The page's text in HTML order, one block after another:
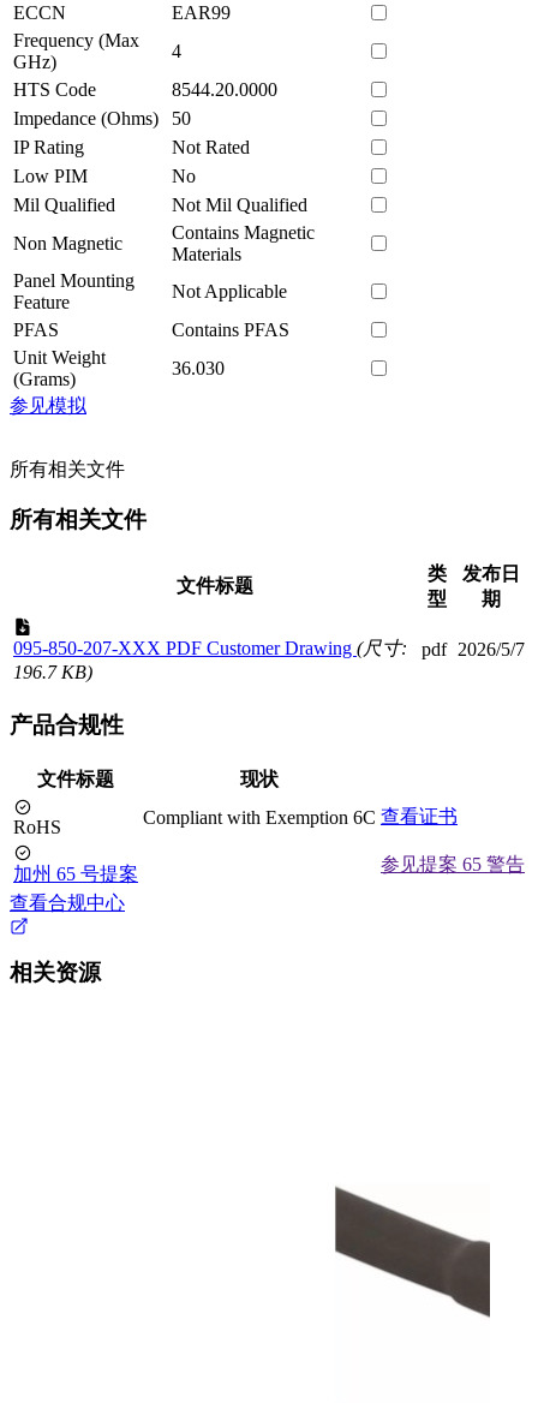
ECCN
EAR99
Frequency (Max
GHz)
4
HTS Code
8544.20.0000
Impedance (Ohms)
50
IP Rating
Not Rated
Low PIM
No
Mil Qualified
Not Mil Qualified
Non Magnetic
Contains Magnetic
Materials
Panel Mounting
Feature
Not Applicable
PFAS
Contains PFAS
Unit Weight
(Grams)
36.030
参见模拟
所有相关文件
所有相关文件
文件标题
类
型
发布日
期
095-850-207-XXX PDF Customer Drawing (尺寸:
196.7 KB)
pdf 2026/5/7
产品合规性
文件标题 现状
RoHS Compliant with Exemption 6C 查看证书
加州 65 号提案
参见提案 65 警告
查看合规中心
相关资源